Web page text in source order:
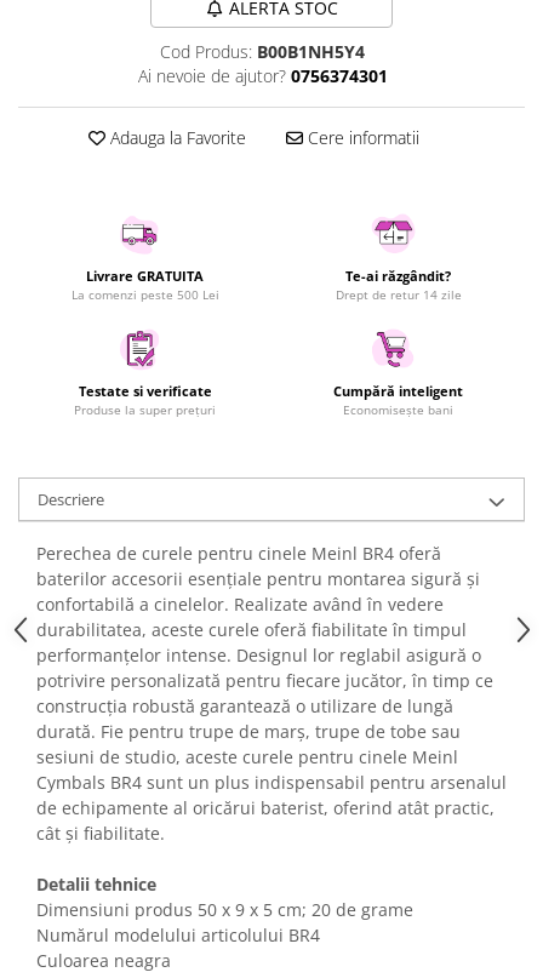
Utilaje si materiale de constructii
Laptop, Tablete & Telefoane
Accesorii tablete
Telefoane Mobile & accesorii
Electrocasnice & Climatizare
Accesorii si piese masini spalat
rufe si uscatoare
Accesorii si piese masini spalat
Aparate Frigorifice
Aparate Racire Aer
Aragaze si cuptoare cu microunde
Electrocasnice pentru Bucatarie
Fiare de calcat si masini de cusut
Ingrijire Locuinta
Purificatoare de aer
Fashion
Bijuterii
Ceasuri barbatesti
Ceasuri dama
Cutii, curele si accesorii ceasuri
Genti si accesorii barbati
Genti si accesorii femei
Imbracaminte barbati
Imbracaminte si Incaltaminte copii
Incaltaminte barbati
Incaltaminte femei
ALERTA STOC
Cod Produs: B00B1NH5Y4
Ai nevoie de ajutor? 0756374301
Adauga la Favorite Cere informatii
Livrare GRATUITA
La comenzi peste 500 Lei
Te-ai răzgândit?
Drept de retur 14 zile
Testate si verificate
Produse la super prețuri
Cumpără inteligent
Economisește bani
Descriere
Perechea de curele pentru cinele Meinl BR4 oferă
baterilor accesorii esențiale pentru montarea sigură și
confortabilă a cinelelor. Realizate având în vedere
durabilitatea, aceste curele oferă fiabilitate în timpul
performanțelor intense. Designul lor reglabil asigură o
potrivire personalizată pentru fiecare jucător, în timp ce
construcția robustă garantează o utilizare de lungă
durată. Fie pentru trupe de marș, trupe de tobe sau
sesiuni de studio, aceste curele pentru cinele Meinl
Cymbals BR4 sunt un plus indispensabil pentru arsenalul
de echipamente al oricărui baterist, oferind atât practic,
cât și fiabilitate.
Detalii tehnice
Dimensiuni produs ‎50 x 9 x 5 cm; 20 de grame
Numărul modelului articolului BR4
Culoarea neagra